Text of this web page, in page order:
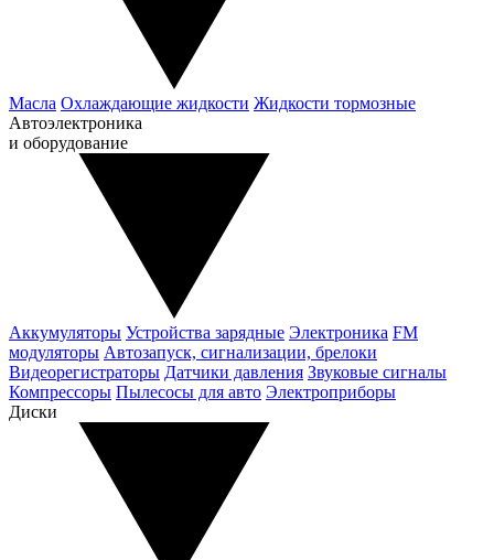
Масла Охлаждающие жидкости Жидкости тормозные
Автоэлектроника
и оборудование
Аккумуляторы Устройства зарядные Электроника FM
модуляторы Автозапуск, сигнализации, брелоки
Видеорегистраторы Датчики давления Звуковые сигналы
Компрессоры Пылесосы для авто Электроприборы
Диски